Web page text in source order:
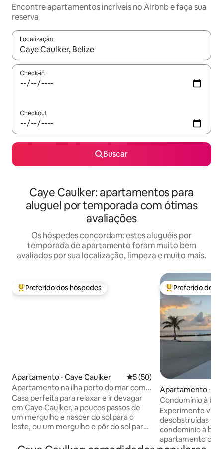
Encontre apartamentos incríveis no Airbnb e faça sua
reserva
Localização
Quando os resultados estiverem disponíveis, explore-os
Check-in
Checkout
Buscar
Caye Caulker: apartamentos para
aluguel por temporada com ótimas
avaliações
Os hóspedes concordam: estes aluguéis por
temporada de apartamento foram muito bem
avaliados por sua localização, limpeza e muito mais.
Entre os melhores preferidos dos hóspedes
Preferido dos hóspedes
Apartamento ⋅ Caye Caulker 5 de uma avaliação média
5 (50)
Apartamento na ilha perto do mar com
café da manhã, piscina, bicicletas, canoa
Casa perfeita para relaxar e ir devagar
em Caye Caulker, a poucos passos de
um mergulho e nascer do sol para o
leste, ou um mergulho e pôr do sol para
desfrutar da ilha (uso gratuito de
Entre os
Preferido dos
Apartamento ⋅
Condomínio à
Caulker
Experimente
desobstruídas
condomínio à
apartamento de